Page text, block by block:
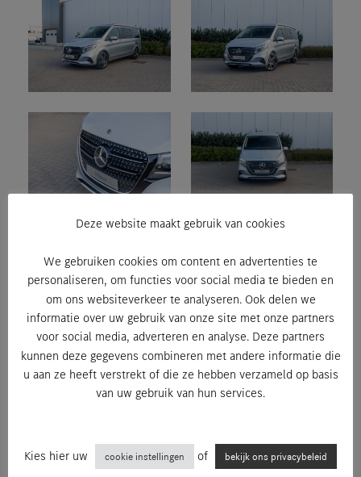
Deze website maakt gebruik van cookies
We gebruiken cookies om content en advertenties te
personaliseren, om functies voor social media te bieden en
om ons websiteverkeer te analyseren. Ook delen we
informatie over uw gebruik van onze site met onze partners
voor social media, adverteren en analyse. Deze partners
kunnen deze gegevens combineren met andere informatie die
u aan ze heeft verstrekt of die ze hebben verzameld op basis
van uw gebruik van hun services.
Kies hier uw cookie instellingen of bekijk ons privacybeleid